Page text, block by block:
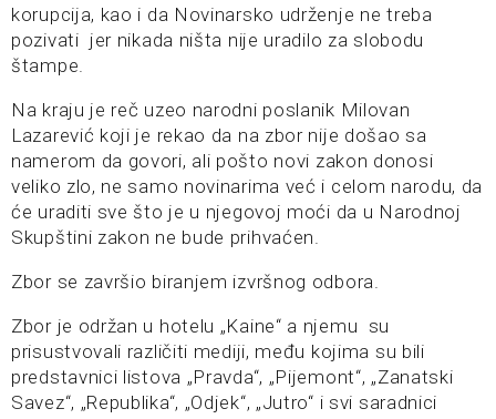
korupcija, kao i da Novinarsko udrženje ne treba
pozivati jer nikada ništa nije uradilo za slobodu
štampe.
Na kraju je reč uzeo narodni poslanik Milovan
Lazarević koji je rekao da na zbor nije došao sa
namerom da govori, ali pošto novi zakon donosi
veliko zlo, ne samo novinarima već i celom narodu, da
će uraditi sve što je u njegovoj moći da u Narodnoj
Skupštini zakon ne bude prihvaćen.
Zbor se završio biranjem izvršnog odbora.
Zbor je održan u hotelu „Kaine“ a njemu su
prisustvovali različiti mediji, među kojima su bili
predstavnici listova „Pravda“, „Pijemont“, „Zanatski
Savez“, „Republika“, „Odjek“, „Jutro“ i svi saradnici